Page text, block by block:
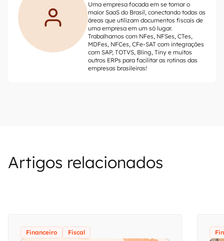
Uma empresa focada em se tornar o
maior SaaS do Brasil, conectando todas as
áreas que utilizam documentos fiscais de
uma empresa em um só lugar.
Trabalhamos com NFes, NFSes, CTes,
MDFes, NFCes, CFe-SAT com integrações
com SAP, TOTVS, Bling, Tiny e muitos
outros ERPs para facilitar as rotinas das
empresas brasileiras!
Artigos relacionados
Financeiro Fiscal